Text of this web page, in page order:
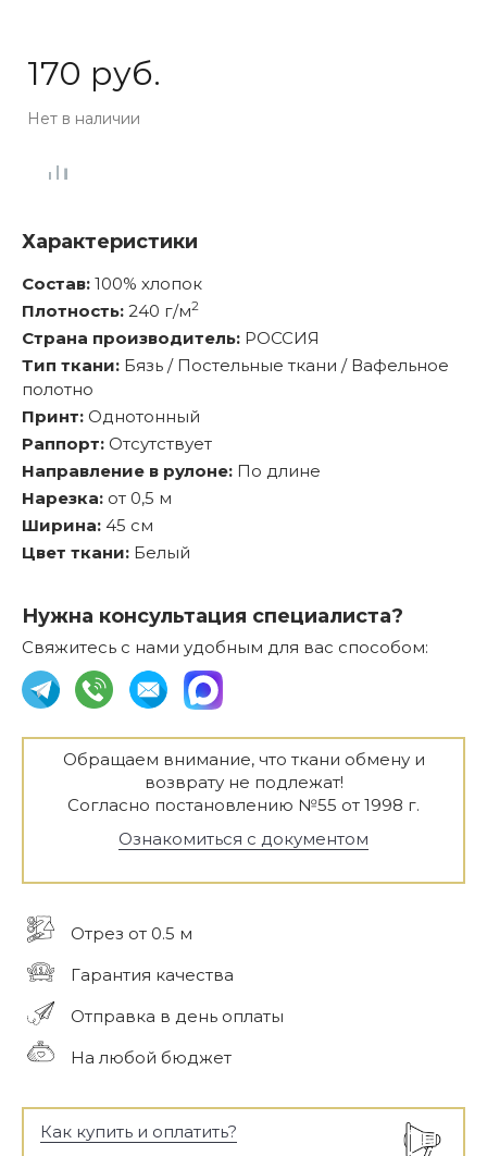
170 руб.
Нет в наличии
Характеристики
Состав: 100% хлопок
Плотность: 240 г/м2
Страна производитель: РОССИЯ
Тип ткани: Бязь / Постельные ткани / Вафельное
полотно
Принт: Однотонный
Раппорт: Отсутствует
Направление в рулоне: По длине
Нарезка: от 0,5 м
Ширина: 45 см
Цвет ткани: Белый
Нужна консультация специалиста?
Свяжитесь с нами удобным для вас способом:
Обращаем внимание, что ткани обмену и
возврату не подлежат!
Согласно постановлению №55 от 1998 г.
Ознакомиться с документом
Отрез от 0.5 м
Гарантия качества
Отправка в день оплаты
На любой бюджет
Как купить и оплатить?